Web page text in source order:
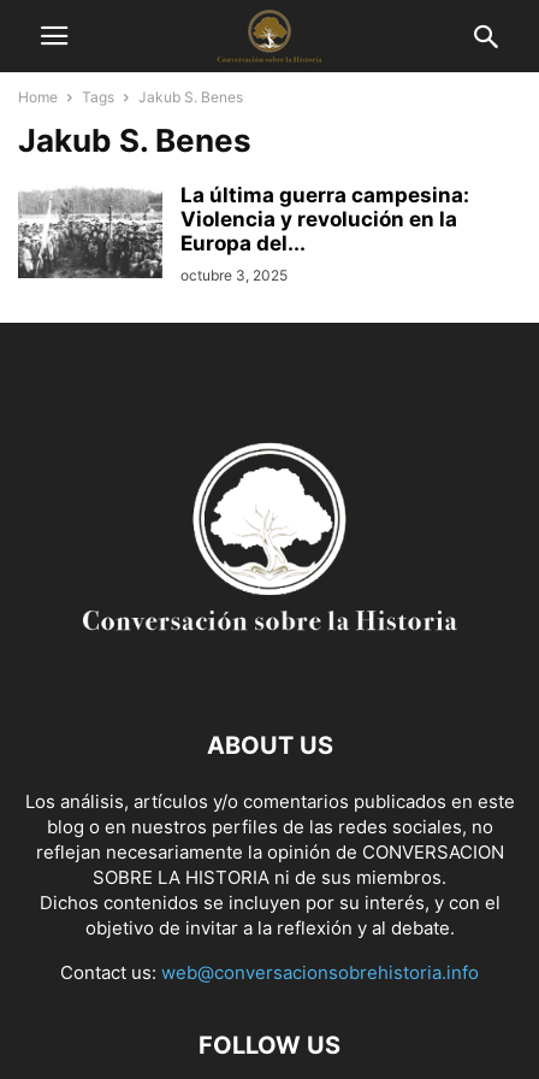
Home Tags Jakub S. Benes
Jakub S. Benes
La última guerra campesina:
Violencia y revolución en la
Europa del...
octubre 3, 2025
ABOUT US
Los análisis, artículos y/o comentarios publicados en este
blog o en nuestros perfiles de las redes sociales, no
reflejan necesariamente la opinión de CONVERSACION
SOBRE LA HISTORIA ni de sus miembros.
Dichos contenidos se incluyen por su interés, y con el
objetivo de invitar a la reflexión y al debate.
Contact us: web@conversacionsobrehistoria.info
FOLLOW US